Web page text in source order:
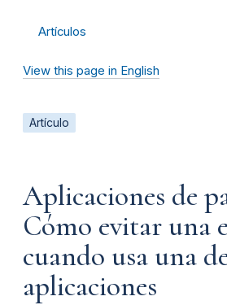
Artículos
View this page in English
Artículo
Aplicaciones de
Cómo evitar una
cuando usa una
aplicaciones